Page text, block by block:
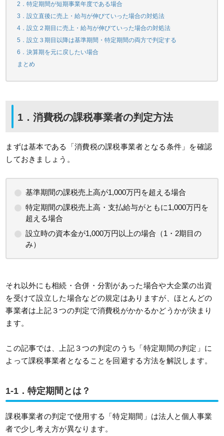
2．特定期間が短期事業年度である場合
3．設立直後に売上・給与が伸びていった場合の対処法
4．設立２期目に売上・給与が伸びていった場合の対処法
5．設立３期目以降は基準期間・特定期間の両方で判定する
6．決算期を元に戻したい場合
まとめ
1．消費税の課税事業者の判定方法
まずは基本である「消費税の課税事業者となる条件」を確認
しておきましょう。
基準期間の課税売上高が1,000万円を超える場合
特定期間の課税売上高・支払給与がともに1,000万円を
超える場合
設立時の資本金が1,000万円以上の場合（1・2期目の
み）
それ以外にも相続・合併・分割があった場合や大企業の出資
を受けて設立した場合などの規定はありますが、ほとんどの
事業者は上記３つの判定で消費税がかかるかどうかが決まり
ます。
この記事では、上記３つの判定のうち「特定期間の判定」に
よって課税事業者となることを回避する方法を解説します。
1-1．特定期間とは？
課税事業者の判定で使用する「特定期間」は法人と個人事業
者で少し考え方が異なります。